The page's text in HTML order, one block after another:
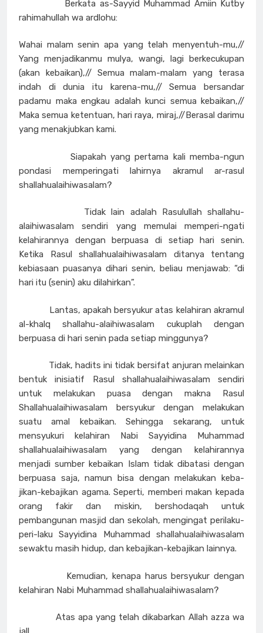
Berkata as-Sayyid Muhammad Amiin Kutby
rahimahullah wa ardlohu:
Wahai malam senin apa yang telah menyentuh-mu,//
Yang menjadikanmu mulya, wangi, lagi berkecukupan
(akan kebaikan),// Semua malam-malam yang terasa
indah di dunia itu karena-mu,// Semua bersandar
padamu maka engkau adalah kunci semua kebaikan,//
Maka semua ketentuan, hari raya, miraj,//Berasal darimu
yang menakjubkan kami.
Siapakah yang pertama kali memba-ngun
pondasi memperingati lahirnya akramul ar-rasul
shallahualaihiwasalam?
Tidak lain adalah Rasulullah shallahu-
alaihiwasalam sendiri yang memulai memperi-ngati
kelahirannya dengan berpuasa di setiap hari senin.
Ketika Rasul shallahualaihiwasalam ditanya tentang
kebiasaan puasanya dihari senin, beliau menjawab: “di
hari itu (senin) aku dilahirkan”.
Lantas, apakah bersyukur atas kelahiran akramul
al-khalq shallahu-alaihiwasalam cukuplah dengan
berpuasa di hari senin pada setiap minggunya?
Tidak, hadits ini tidak bersifat anjuran melainkan
bentuk inisiatif Rasul shallahualaihiwasalam sendiri
untuk melakukan puasa dengan makna Rasul
Shallahualaihiwasalam bersyukur dengan melakukan
suatu amal kebaikan. Sehingga sekarang, untuk
mensyukuri kelahiran Nabi Sayyidina Muhammad
shallahualaihiwasalam yang dengan kelahirannya
menjadi sumber kebaikan Islam tidak dibatasi dengan
berpuasa saja, namun bisa dengan melakukan keba-
jikan-kebajikan agama. Seperti, memberi makan kepada
orang fakir dan miskin, bershodaqah untuk
pembangunan masjid dan sekolah, mengingat perilaku-
peri-laku Sayyidina Muhammad shallahualaihiwasalam
sewaktu masih hidup, dan kebajikan-kebajikan lainnya.
Kemudian, kenapa harus bersyukur dengan
kelahiran Nabi Muhammad shallahualaihiwasalam?
Atas apa yang telah dikabarkan Allah azza wa